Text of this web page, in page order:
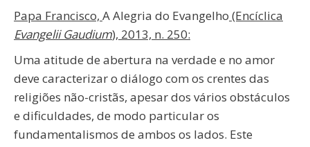
Papa Francisco, A Alegria do Evangelho (Encíclica
Evangelii Gaudium), 2013, n. 250:
Uma atitude de abertura na verdade e no amor
deve caracterizar o diálogo com os crentes das
religiões não-cristãs, apesar dos vários obstáculos
e dificuldades, de modo particular os
fundamentalismos de ambos os lados. Este